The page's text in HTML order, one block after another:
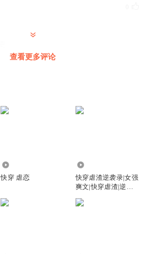
查看更多评论
快穿 虐恋
快穿虐渣逆袭录|女强
爽文|快穿虐渣|逆风